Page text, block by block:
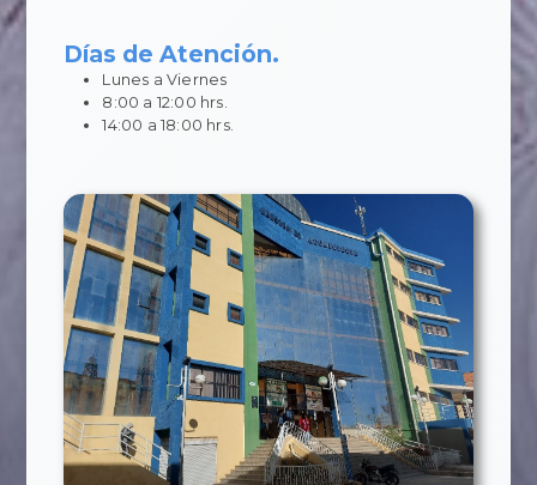
Días de Atención.
Lunes a Viernes
8:00 a 12:00 hrs.
14:00 a 18:00 hrs.